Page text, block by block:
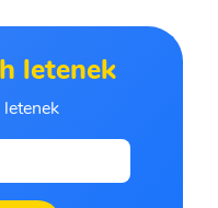
letenek